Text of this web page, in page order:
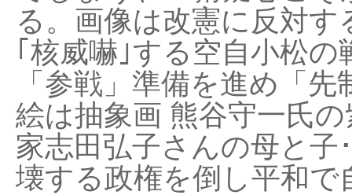
る。画像は改憲に反対
｢核威嚇｣する空自小松
「参戦」準備を進め「
絵は抽象画 熊谷守一氏
家志田弘子さんの母と子
壊する政権を倒し平和